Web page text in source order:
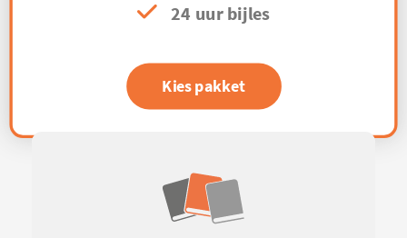
24 uur bijles
Kies pakket